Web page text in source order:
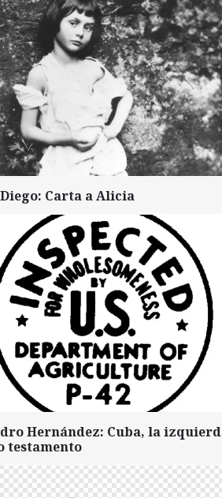
Carta a Alicia
Hernández: Cuba, la
testamento